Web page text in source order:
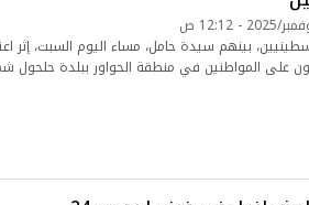
بينهم سيدة حامل، مساء اليوم السبت، إثر
على المواطنين في منطقة الحواور ببلدة حلحول